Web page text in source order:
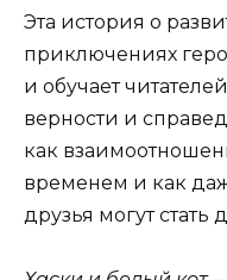
Эта история о
приключениях
и обучает
верности и
как
временем и как
друзья могут стать